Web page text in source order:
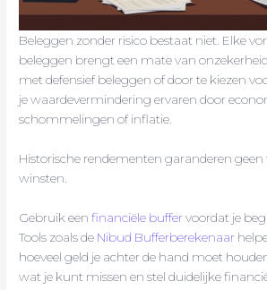
Beleggen zonder risico bestaat niet. Elke
beleggen brengt een mate van
met defensief beleggen of door te kiezen
je waardevermindering ervaren door
schommelingen of inflatie.
Historische rendementen garanderen
winsten.
Gebruik eenfinanciële buffervoordat je
Tools zoals de Nibud Bufferberekenaar
hoeveel geld je achter de hand moet
wat je kunt missen en stel duidelijke